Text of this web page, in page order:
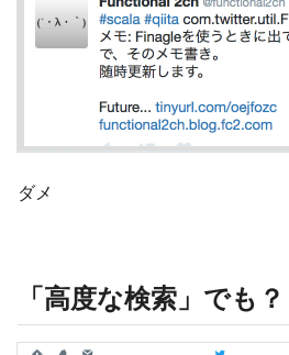
ダメ
「高度な検索」でも？